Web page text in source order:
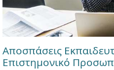
Αποσπάσεις
Επιστημονικό